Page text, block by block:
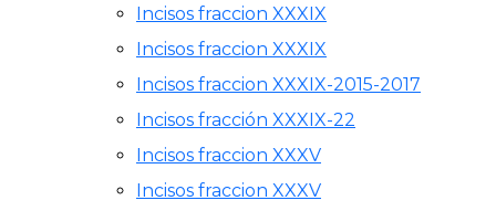
Incisos fraccion XXXIX
Incisos fraccion XXXIX
Incisos fraccion XXXIX-2015-2017
Incisos fracción XXXIX-22
Incisos fraccion XXXV
Incisos fraccion XXXV